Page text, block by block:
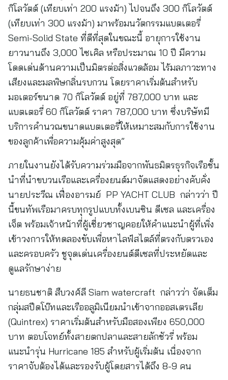
กิโลวัตต์ (เทียบเท่า 200 แรงม้า) ไปจนถึง 300 กิโลวัตต์
(เทียบเท่า 300 แรงม้า) มาพร้อมนวัตกรรมแบตเตอรี่
Semi-Solid State ที่ดีที่สุดในขณะนี้ อายุการใช้งาน
ยาวนานถึง 3,000 ไซเคิล หรือประมาณ 10 ปี มีความ
โดดเด่นด้านความเป็นมิตรต่อสิ่งแวดล้อม ไร้มลภาวะทาง
เสียงและมลพิษกลิ่นรบกวน โดยราคาเริ่มต้นสำหรับ
มอเตอร์ขนาด 70 กิโลวัตต์ อยู่ที่ 787,000 บาท และ
แบตเตอรี่ 60 กิโลวัตต์ ราคา 787,000 บาท ซึ่งบริษัทมี
บริการคำนวณขนาดแบตเตอรี่ให้เหมาะสมกับการใช้งาน
ของลูกค้าเพื่อความคุ้มค่าสูงสุด”
ภายในงานยังได้รับความร่วมมือจากพันธมิตรธุรกิจเรือชั้น
นำที่นำขบวนเรือและเครื่องยนต์มาจัดแสดงอย่างคับคั่ง
นายประวีณ เฟื่องอารมย์ PP YACHT CLUB กล่าวว่า ปี
นี้ขนทัพเรือมาครบทุกรูปแบบทั้งเบนซิน ดีเซล และเครื่อง
เจ็ต พร้อมเจ้าหน้าที่ผู้เชี่ยวชาญคอยให้คำแนะนำผู้ที่เพิ่ง
เข้าวงการให้ทดลองขับเพื่อหาไลฟ์สไตล์ที่ตรงกับตรวเอง
และครอบครัว ชูจุดเด่นเครื่องยนต์ดีเซลที่ประหยัดและ
ดูแลรักษาง่าย
นายธนชาติ สืบวงศ์ลี Siam watercraft กล่าวว่า จัดเต็ม
กลุ่มสปีดโบ๊ทและเรืออลูมิเนียมนำเข้าจากออสเตรเลีย
(Quintrex) ราคาเริ่มต้นสำหรับมือสองเพียง 650,000
บาท ตอบโจทย์ทั้งสายตกปลาและสายลักชัวรี่ พร้อม
แนะนำรุ่น Hurricane 185 สำหรับผู้เริ่มต้น เนื่องจาก
ราคาจับต้องได้และรองรับผู้โดยสารได้ถึง 8-9 คน